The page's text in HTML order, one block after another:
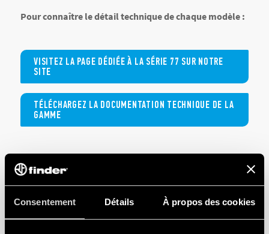
Consentement Détails À propos des cookies
Pour connaître le détail technique de chaque modèle :
VISITEZ LA PAGE DÉDIÉE À LA SÉRIE 77 SUR NOTRE
SITE
TÉLÉCHARGEZ LA DOCUMENTATION TECHNIQUE DE LA
GAMME